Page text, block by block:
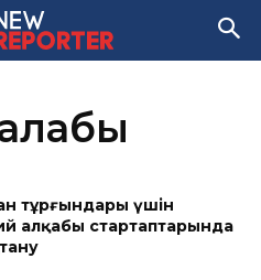
тұрғындары үшін
алқабы стартаптарында